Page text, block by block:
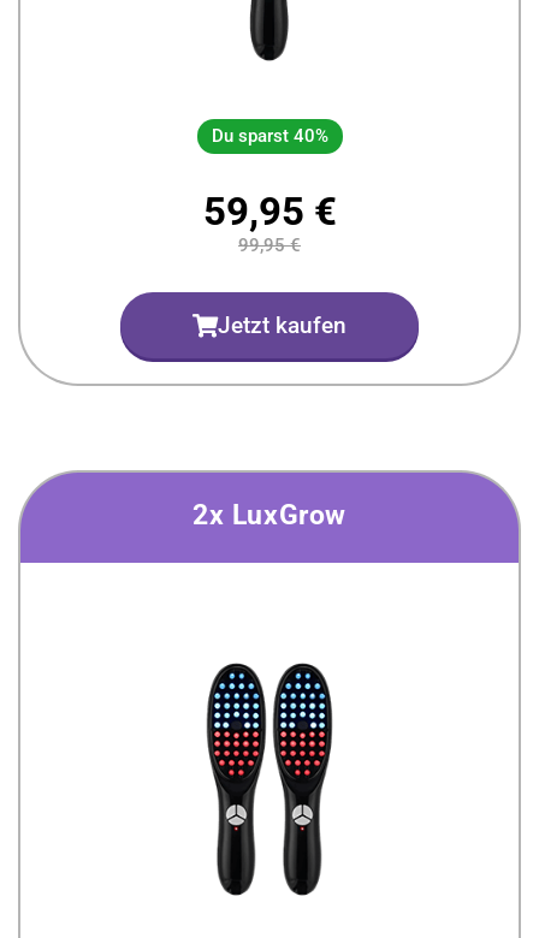
Du sparst 40%
59,95 €
99,95 €
Jetzt kaufen
2x LuxGrow